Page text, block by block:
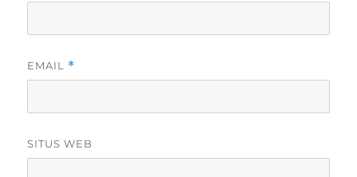
EMAIL *
SITUS WEB